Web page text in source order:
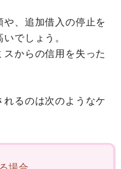
や、追加借入の停止を
でしょう。
からの信用を失った
るのは次のようなケ